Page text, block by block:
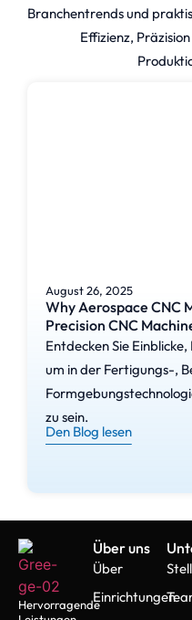
Branchentrends und
Effizienz,
August 26, 2025
Why Aerospace CNC
Precision CNC
Entdecken Sie
um in der Fertigungs-,
zu sein.
Den Blog lesen
Hervorragende
Über uns
Über
Einrichtungen